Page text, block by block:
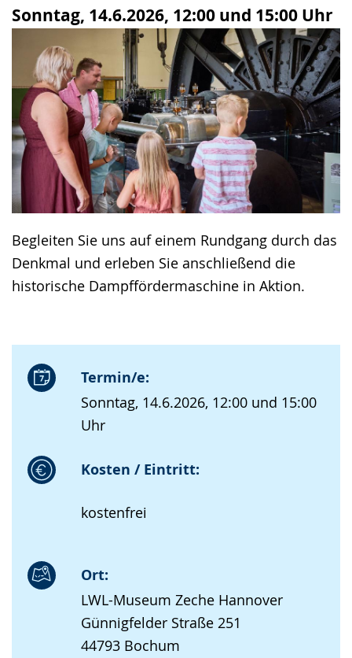
Sonntag, 14.6.2026, 12:00 und 15:00 Uhr
Begleiten Sie uns auf einem Rundgang durch das
Denkmal und erleben Sie anschließend die
historische Dampffördermaschine in Aktion.
Termin/e:
Sonntag, 14.6.2026, 12:00 und 15:00
Uhr
Kosten / Eintritt:
kostenfrei
Ort:
LWL-Museum Zeche Hannover
Günnigfelder Straße 251
44793 Bochum
wird